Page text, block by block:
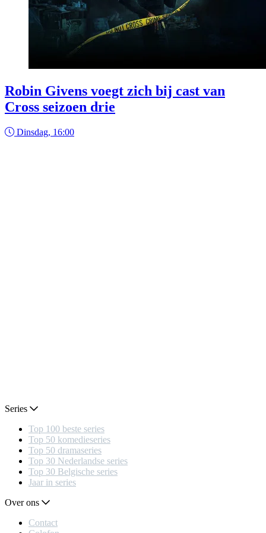
Robin Givens voegt zich bij cast van
Cross seizoen drie
Dinsdag, 16:00
Series
Top 100 beste series
Top 50 komedieseries
Top 50 dramaseries
Top 30 Nederlandse series
Top 30 Belgische series
Jaar in series
Over ons
Contact